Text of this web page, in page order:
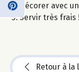
Décorer avec
Servir très frais !
Retour à la